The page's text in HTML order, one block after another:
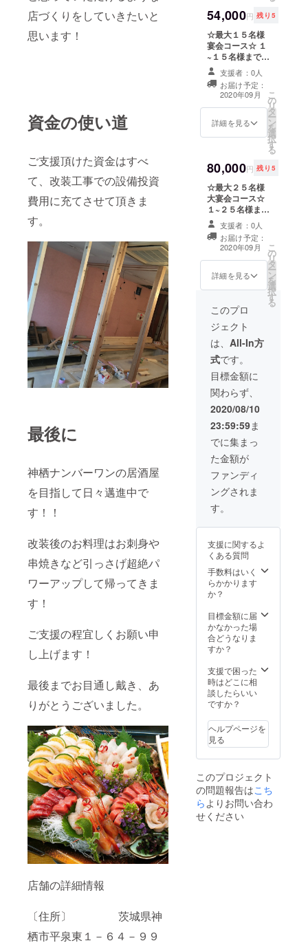
店づくりをしていきたいと
思います！
資金の使い道
ご支援頂けた資金はすべ
て、改装工事での設備投資
費用に充てさせて頂きま
す。
最後に
神栖ナンバーワンの居酒屋
を目指して日々邁進中で
す！！
改装後のお料理はお刺身や
串焼きなど引っさげ超絶パ
ワーアップして帰ってきま
す！
ご支援の程宜しくお願い申
し上げます！
最後までお目通し戴き、あ
りがとうございました。
店舗の詳細情報
〔住所〕 茨城県神
栖市平泉東１－６４－９９
２０２１年５月
３１日まで※ ↑コ
ロナが落ち着く
ことを願って来
年の歓送迎会で
ご使用いただい
ても結構です♪
＠;)！！！！！
！ 沢山あるので
ぜひお友達にプ
レゼントしてあ
げてください
♪♪♪ 一度のお会
計で何枚お使い
いただいてもか
まいません！！
れる方もお使い
いただけます！
※有効期限２０２
まで ※今回プロ
ジェクトの他の
リターン特典と
の併用はできま
せん。 ※当店が
ご用意している
飲み放題メ
ニューからお選
びいただきま
54,000円 残り5
☆最大１５名様
宴会コース☆ １
~１５名様までの
お好きな人数で
ご利用くださ
い。 二時間飲み
放題&お腹いっ
ぱいになる宴会
料理をご用意い
たします！！ １
０円で飲み放題
とお食事ができ
るという超お得
プランです＼
(^o^)／ １５名
を超える場合は
予約時にご相談
ください。 ※当
店がご用意する
ニューからお選
びいただきま
２０２１年１２
月３１日まで※ ↑
コロナが落ち着
くことを願って
来年の忘年会で
ご使用いただい
ても結構です♪
支援者：0人
お届け予定：
2020年09月
詳細を見る
こ
の
リ
タ
ー
ン
を
選
択
す
る
80,000円 残り5
☆最大２５名様
大宴会コース☆
１~２５名様まで
のお好きな人数
でご利用くださ
い。 二時間飲み
放題&お腹いっ
ぱいになる宴会
料理をご用意い
たします！！ ２
で、お一人３２
００円で飲み放
題とお食事がで
きるという超ド
級お得プランで
す＼(^o^)／ ２
５名を超える場
合は予約時にご
相談ください。
※当店がご用意す
ニューからお選
びいただきま
す。 ※有効期限
２０２１年１２
月３１日まで※ ↑
コロナが落ち着
くことを願って
来年の忘年会で
ご使用いただい
ても結構です♪
支援者：0人
お届け予定：
2020年09月
詳細を見る
こ
の
リ
タ
ー
ン
を
選
択
す
る
このプロ
ジェクト
は、 All-In方
式です。
目標金額に
関わらず、
2020/08/10
23:59:59ま
でに集まっ
た金額が
ファンディ
ングされま
す。
支援に関するよ
くある質問
手数料はいく
らかかります
か？
目標金額に届
かなかった場
合どうなりま
すか？
支援で困った
時はどこに相
談したらいい
ですか？
ヘルプページを
見る
このプロジェクト
の問題報告はこち
らよりお問い合わ
せください